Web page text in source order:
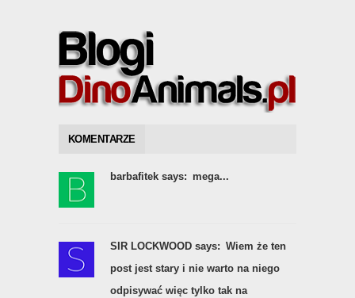
KOMENTARZE
barbafitek says: mega...
SIR LOCKWOOD says: Wiem że ten
post jest stary i nie warto na niego
odpisywać więc tylko tak na